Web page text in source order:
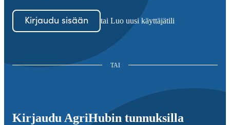
Kirjaudu sisään tai Luo uusi käyttäjätili
TAI
Kirjaudu AgriHubin tunnuksilla